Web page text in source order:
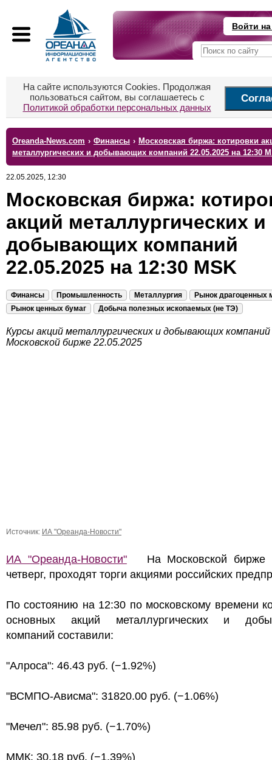
Войти
На сайте используются Cookies. Продолжая
пользоваться сайтом, вы соглашаетесь с
Политикой обработки персональных данных
Oreanda-News.com › Финансы › Московская биржа: котировки
металлургических и добывающих компаний 22.05.2025 на 12:30
22.05.2025, 12:30
Московская биржа:
акций металлургических и
добывающих компаний
22.05.2025 на 12:30 MSK
Финансы Промышленность Металлургия
Рынок драгоценных
Рынок ценных бумаг
Добыча полезных ископаемых (не ТЭ)
Курсы акций металлургических и добывающих компаний
Московской бирже 22.05.2025
Источник: ИА "Ореанда-Новости"
ИА "Ореанда-Новости"На Московской бирже
четверг, проходят торги акциями российских
По состоянию на 12:30 по московскому времени
основных акций металлургических и
компаний составили:
"Алроса": 46.43 руб. (−1.92%)
"ВСМПО-Ависма": 31820.00 руб. (−1.06%)
"Мечел": 85.98 руб. (−1.70%)
ММК: 30.18 руб. (−1.39%)